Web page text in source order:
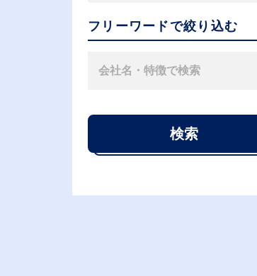
フリーワードで絞り込む
検索